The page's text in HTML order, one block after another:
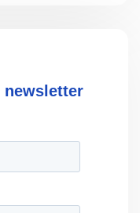
newsletter